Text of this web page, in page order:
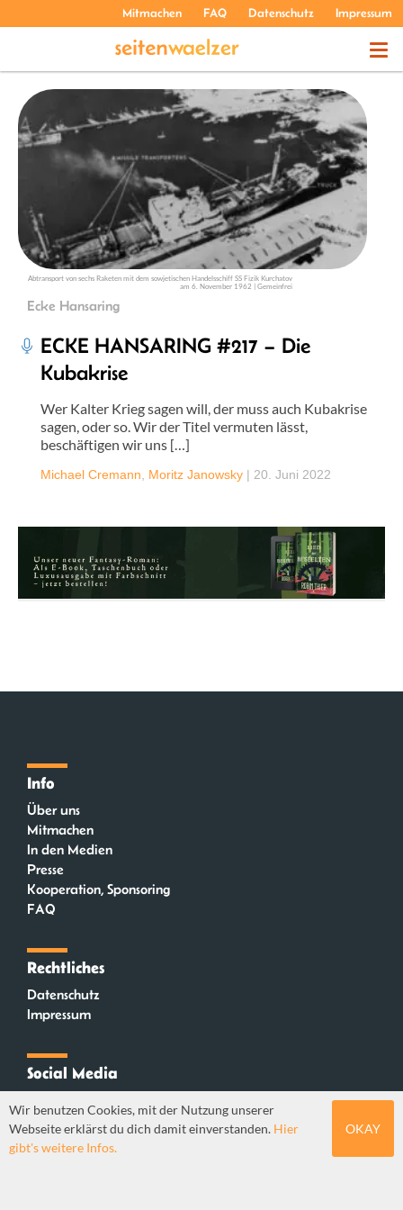
Mitmachen FAQ Datenschutz Impressum
THEMEN
PODCASTS
ÜBER UNS
Abtransport von sechs Raketen mit dem sowjetischen Handelsschiff SS Fizik Kurchatov
am 6. November 1962 | Gemeinfrei
Ecke Hansaring
ECKE HANSARING #217 – Die
Kubakrise
Wer Kalter Krieg sagen will, der muss auch Kubakrise
sagen, oder so. Wir der Titel vermuten lässt,
beschäftigen wir uns […]
Michael Cremann Moritz Janowsky | 20. Juni 2022
Info
Über uns
Mitmachen
In den Medien
Presse
Kooperation, Sponsoring
FAQ
Rechtliches
Datenschutz
Impressum
Social Media
Mastodon
Wir benutzen Cookies, mit der Nutzung unserer
Webseite erklärst du dich damit einverstanden. Hier
gibt's weitere Infos.
OKAY